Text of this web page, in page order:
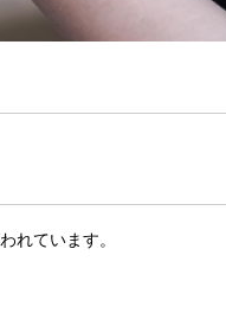
れています。